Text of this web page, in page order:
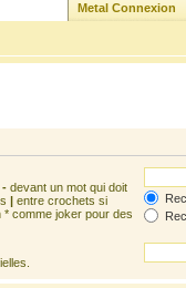
Metal Connexion
- devant un mot qui doit
| entre crochets si
comme joker pour des